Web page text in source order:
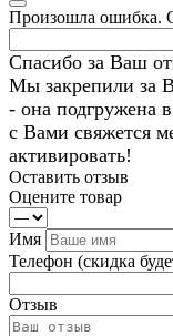
Произошла ошибка.
Спасибо за Ваш
Мы закрепили за
- она подгружена
с Вами свяжется
активировать!
Оставить отзыв
Оцените товар
Имя
Телефон (скидка
Отзыв